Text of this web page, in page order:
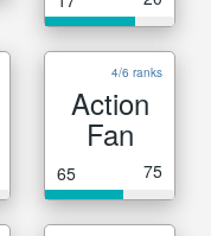
4/6 ranks
Action
Fan
65 75